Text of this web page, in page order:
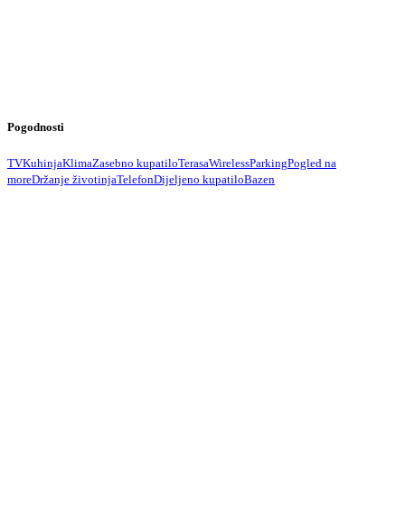
Pogodnosti
TVKuhinjaKlimaZasebno kupatiloTerasaWirelessParkingPogled na
moreDržanje životinjaTelefonDijeljeno kupatiloBazen